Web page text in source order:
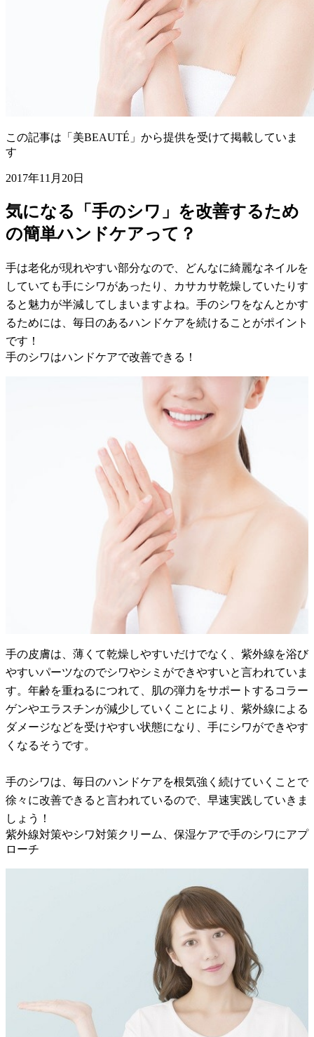
この記事は「美BEAUTÉ」から提供を受けて掲載していま
す
2017年11月20日
気になる「手のシワ」を改善するため
の簡単ハンドケアって？
手は老化が現れやすい部分なので、どんなに綺麗なネイルを
していても手にシワがあったり、カサカサ乾燥していたりす
ると魅力が半減してしまいますよね。手のシワをなんとかす
るためには、毎日のあるハンドケアを続けることがポイント
です！
手のシワはハンドケアで改善できる！
手の皮膚は、薄くて乾燥しやすいだけでなく、紫外線を浴び
やすいパーツなのでシワやシミができやすいと言われていま
す。年齢を重ねるにつれて、肌の弾力をサポートするコラー
ゲンやエラスチンが減少していくことにより、紫外線による
ダメージなどを受けやすい状態になり、手にシワができやす
くなるそうです。
手のシワは、毎日のハンドケアを根気強く続けていくことで
徐々に改善できると言われているので、早速実践していきま
しょう！
紫外線対策やシワ対策クリーム、保湿ケアで手のシワにアプ
ローチ